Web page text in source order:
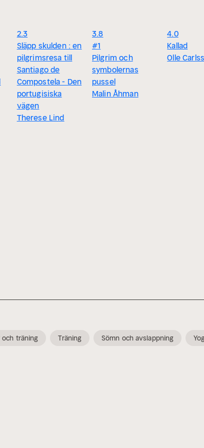
2.3
Släpp skulden : en
pilgrimsresa till
Santiago de
Compostela - Den
portugisiska
vägen
Therese Lind
3.8
#1
Pilgrim och
symbolernas
pussel
Malin Åhman
4.0
Kallad
Olle
och träning Träning Sömn och avslappning